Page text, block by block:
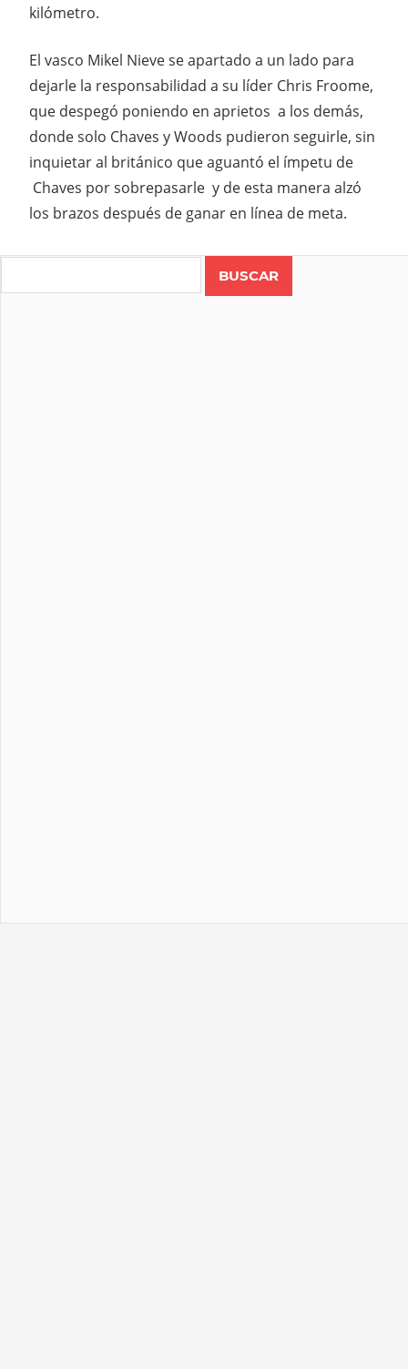
kilómetro.
El vasco Mikel Nieve se apartado a un lado para
dejarle la responsabilidad a su líder Chris Froome,
que despegó poniendo en aprietos a los demás,
donde solo Chaves y Woods pudieron seguirle, sin
inquietar al británico que aguantó el ímpetu de
Chaves por sobrepasarle y de esta manera alzó
los brazos después de ganar en línea de meta.